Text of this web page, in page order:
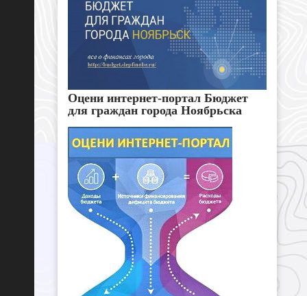
Оцени интернет-портал Бюджет
для граждан города Ноябрьска